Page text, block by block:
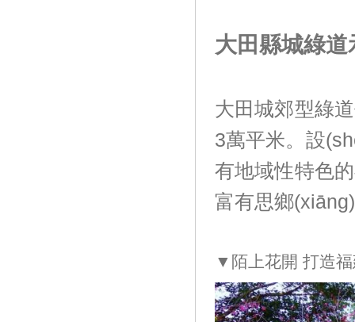
大田縣城綠
大田城郊型綠道
3萬平米。設
有地域性特色
富有思鄉
▼陌上花開 打造